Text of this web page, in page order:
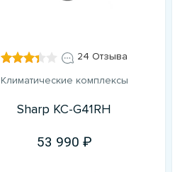
24 Отзыва
Климатические комплексы
Sharp KC-G41RH
53 990